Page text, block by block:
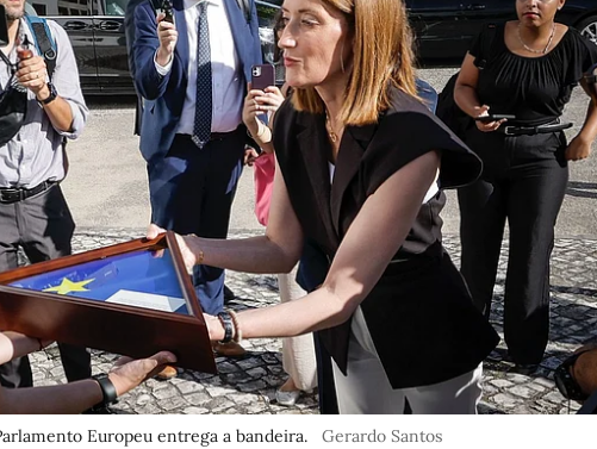
Europeu entrega a bandeira. Gerardo Santos